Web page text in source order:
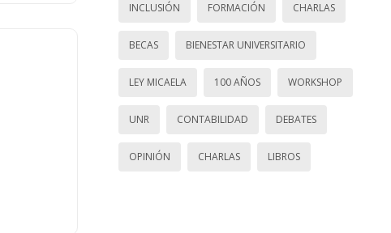
INCLUSIÓN FORMACIÓN CHARLAS
BECAS BIENESTAR UNIVERSITARIO
LEY MICAELA 100 AÑOS WORKSHOP
UNR CONTABILIDAD DEBATES
OPINIÓN CHARLAS LIBROS